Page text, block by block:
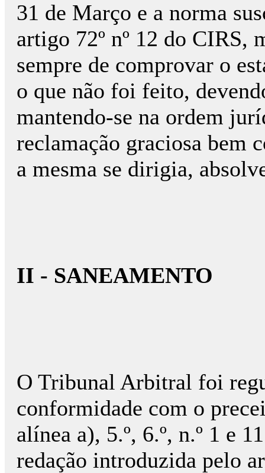
31 de Março e a norma
artigo 72º nº 12 do CIRS,
sempre de comprovar o
o que não foi feito,
mantendo-se na ordem
reclamação graciosa bem
a mesma se dirigia,
II - SANEAMENTO
O Tribunal Arbitral foi
conformidade com o
alínea a), 5.º, 6.º, n.º 1 e
redação introduzida pelo